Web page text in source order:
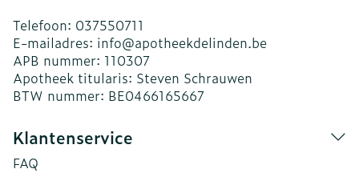
Telefoon: 037550711
E-mailadres: info@apotheekdelinden.be
APB nummer: 110307
Apotheek titularis: Steven Schrauwen
BTW nummer: BE0466165667
Klantenservice
FAQ